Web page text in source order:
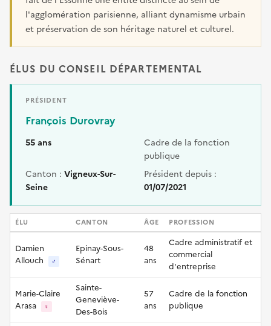
l'agglomération parisienne, alliant dynamisme urbain
et préservation de son héritage naturel et culturel.
ÉLUS DU CONSEIL DÉPARTEMENTAL
PRÉSIDENT
François Durovray
55 ans
Cadre de la fonction
publique
Canton : Vigneux-Sur-
Seine
Président depuis :
01/07/2021
ÉLU CANTON ÂGE PROFESSION
Damien
Allouch
♂
Epinay-Sous-
Sénart
48
ans
Cadre administratif et
commercial
d'entreprise
Marie-Claire
Arasa
♀
Sainte-
Geneviève-
Des-Bois
57
ans
Cadre de la fonction
publique